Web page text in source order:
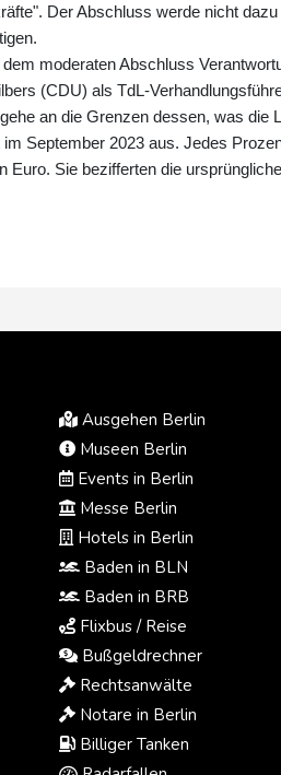
Der Abschluss werde nicht
dem moderaten Abschluss
(CDU) als TdL-
an die Grenzen dessen, was die
September 2023 aus. Jedes
Euro. Sie bezifferten die
Ausgehen Berlin
Museen Berlin
Events in Berlin
Messe Berlin
Hotels in Berlin
Baden in BLN
Baden in BRB
Flixbus / Reise
Bußgeldrechner
Rechtsanwälte
Notare in Berlin
Billiger Tanken